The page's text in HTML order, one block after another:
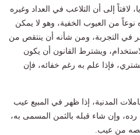
لافتاً إلى أن التلاعب في العداد وغيره
من العيوب الخفية، وهو لا يمكن
في التجربة، ومن شأنه أن ينتقص من
ويشترط القانون أن يكون
فإذا علم به رغم خفائه، فإن
قانون المعاملات المدنية، إذا ظهر في المبيع عيب
وإن شاء قبله بالثمن المسمى به،
من عيب.